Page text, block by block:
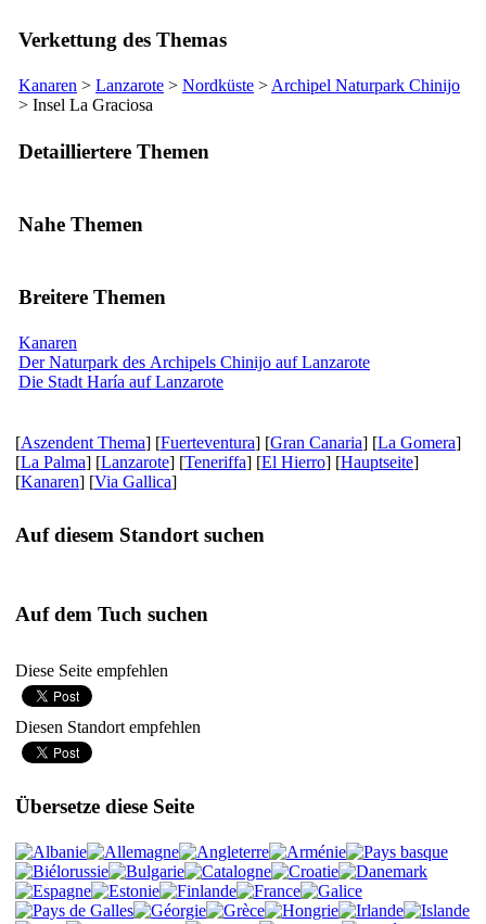
Verkettung des Themas
Kanaren > Lanzarote > Nordküste > Archipel Naturpark Chinijo
> Insel La Graciosa
Detailliertere Themen
Nahe Themen
Breitere Themen
Kanaren
Der Naturpark des Archipels Chinijo auf Lanzarote
Die Stadt Haría auf Lanzarote
[Aszendent Thema] [Fuerteventura] [Gran Canaria] [La Gomera]
[La Palma] [Lanzarote] [Teneriffa] [El Hierro] [Hauptseite]
[Kanaren] [Via Gallica]
Auf diesem Standort suchen
Auf dem Tuch suchen
Diese Seite empfehlen
Diesen Standort empfehlen
Übersetze diese Seite